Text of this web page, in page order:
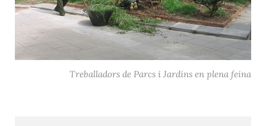
Treballadors de Parcs i Jardins en plena feina